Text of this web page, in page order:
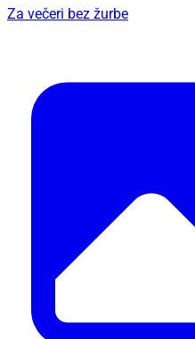
Za večeri bez žurbe